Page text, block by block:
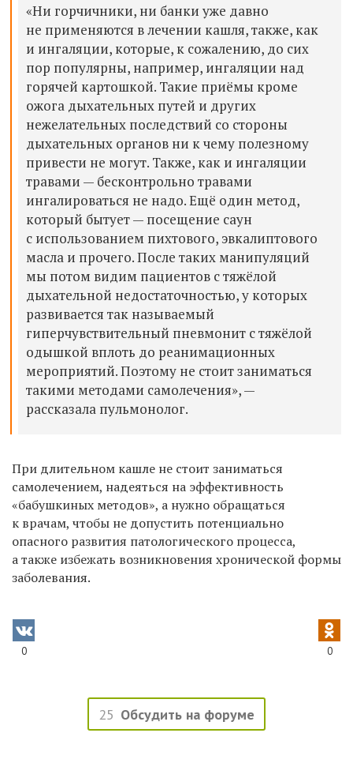
«Ни горчичники, ни банки уже давно
не применяются в лечении кашля, также, как
и ингаляции, которые, к сожалению, до сих
пор популярны, например, ингаляции над
горячей картошкой. Такие приёмы кроме
ожога дыхательных путей и других
нежелательных последствий со стороны
дыхательных органов ни к чему полезному
привести не могут. Также, как и ингаляции
травами — бесконтрольно травами
ингалироваться не надо. Ещё один метод,
который бытует — посещение саун
с использованием пихтового, эвкалиптового
масла и прочего. После таких манипуляций
мы потом видим пациентов с тяжёлой
дыхательной недостаточностью, у которых
развивается так называемый
гиперчувствительный пневмонит с тяжёлой
одышкой вплоть до реанимационных
мероприятий. Поэтому не стоит заниматься
такими методами самолечения», —
рассказала пульмонолог.
При длительном кашле не стоит заниматься
самолечением, надеяться на эффективность
«бабушкиных методов», а нужно обращаться
к врачам, чтобы не допустить потенциально
опасного развития патологического процесса,
а также избежать возникновения хронической формы
заболевания.
0 0
25 Обсудить на форуме